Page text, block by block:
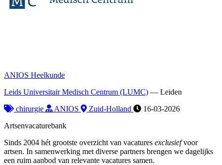
ANIOS Heelkunde
Leids Universitair Medisch Centrum (LUMC) — Leiden
chirurgie
ANIOS Zuid-Holland
16-03-2026
Artsenvacaturebank
Sinds 2004 hét grootste overzicht van vacatures exclusiefvoor
artsen. In samenwerking met diverse partners brengen we dagelijks
een ruim aanbod van relevante vacatures samen.